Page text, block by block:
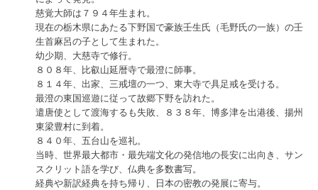
慈覚大師は７９４年生まれ。
現在の栃木県にあたる下野国で豪族壬生氏（毛野氏の一族）の壬
生首麻呂の子として生まれた。
幼少期、大慈寺で修行。
８０８年、比叡山延暦寺で最澄に師事。
８１４年、出家、三戒壇の一つ、東大寺で具足戒を受ける。
最澄の東国巡遊に従って故郷下野を訪れた。
遣唐使として渡海するも失敗、８３８年、博多津を出港後、揚州
東梁豊村に到着。
８４０年、五台山を巡礼。
当時、世界最大都市・最先端文化の発信地の長安に出向き、サン
スクリット語を学び、仏典を多数書写。
経典や新訳経典を持ち帰り、日本の密教の発展に寄与。